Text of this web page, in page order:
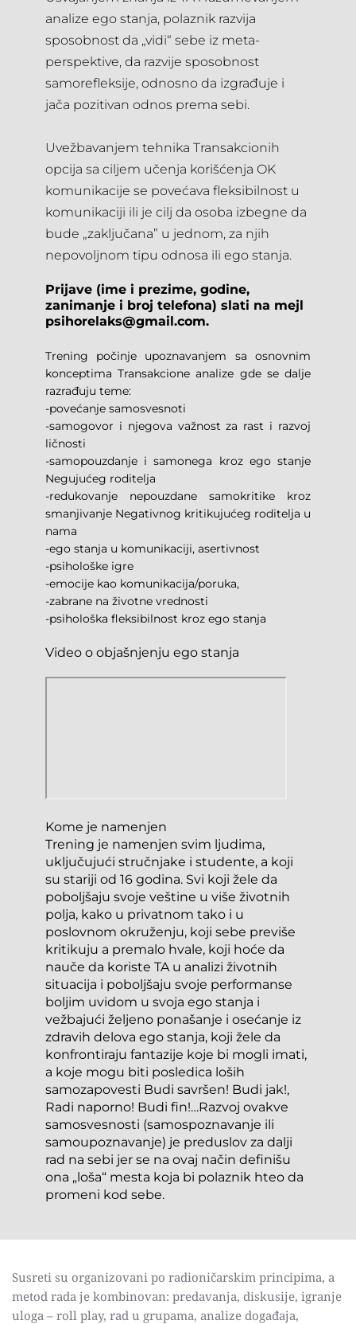
analize ego stanja, polaznik razvija
sposobnost da „vidi“ sebe iz meta-
perspektive, da razvije sposobnost
samorefleksije, odnosno da izgrađuje i
jača pozitivan odnos prema sebi.
Uvežbavanjem tehnika Transakcionih
opcija sa ciljem učenja korišćenja OK
komunikacije se povećava fleksibilnost u
komunikaciji ili je cilj da osoba izbegne da
bude „zaključana” u jednom, za njih
nepovoljnom tipu odnosa ili ego stanja.
Prijave (ime i prezime, godine,
zanimanje i broj telefona) slati na mejl
psihorelaks@gmail.com.
Trening počinje upoznavanjem sa osnovnim
konceptima Transakcione analize gde se dalje
razrađuju teme:
-povećanje samosvesnoti
-samogovor i njegova važnost za rast i razvoj
ličnosti
-samopouzdanje i samonega kroz ego stanje
Negujućeg roditelja
-redukovanje nepouzdane samokritike kroz
smanjivanje Negativnog kritikujućeg roditelja u
nama
-ego stanja u komunikaciji, asertivnost
-psihološke igre
-emocije kao komunikacija/poruka,
-zabrane na životne vrednosti
-psihološka fleksibilnost kroz ego stanja
Video o objašnjenju ego stanja
Kome je namenjen
Trening je namenjen svim ljudima,
uključujući stručnjake i studente, a koji
su stariji od 16 godina. Svi koji žele da
poboljšaju svoje veštine u više životnih
polja, kako u privatnom tako i u
poslovnom okruženju, koji sebe previše
kritikuju a premalo hvale, koji hoće da
nauče da koriste TA u analizi životnih
situacija i poboljšaju svoje performanse
boljim uvidom u svoja ego stanja i
vežbajući željeno ponašanje i osećanje iz
zdravih delova ego stanja, koji žele da
konfrontiraju fantazije koje bi mogli imati,
a koje mogu biti posledica loših
samozapovesti Budi savršen! Budi jak!,
Radi naporno! Budi fin!…Razvoj ovakve
samosvesnosti (samospoznavanje ili
samoupoznavanje) je preduslov za dalji
rad na sebi jer se na ovaj način definišu
ona „loša“ mesta koja bi polaznik hteo da
promeni kod sebe.
Susreti su organizovani po radioničarskim principima, a
metod rada je kombinovan: predavanja, diskusije, igranje
uloga – roll play, rad u grupama, analize događaja,